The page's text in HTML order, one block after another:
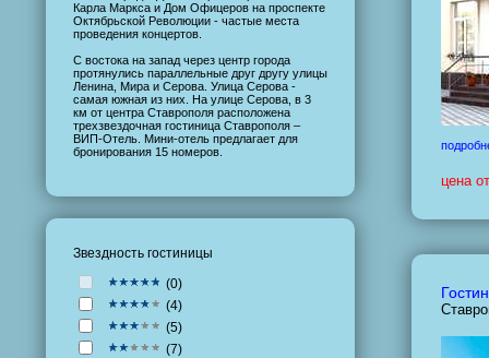
Карла Маркса и Дом Офицеров на проспекте
Октябрьской Революции - частые места
проведения концертов.
С востока на запад через центр города
протянулись параллельные друг другу улицы
Ленина, Мира и Серова. Улица Серова -
самая южная из них. На улице Серова, в 3
км от центра Ставрополя расположена
трехзвездочная гостиница Ставрополя –
ВИП-Отель. Мини-отель предлагает для
бронирования 15 номеров.
Звездность гостиницы
(0)
(4)
(5)
(7)
цена